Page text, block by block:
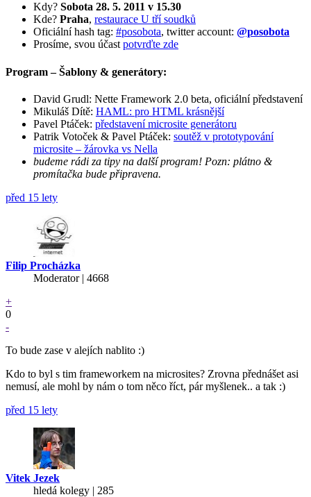
Kdy? Sobota 28. 5. 2011 v 15.30
Kde? Praha, restaurace U tří soudků
Oficiální hash tag: #posobota, twitter account: @posobota
Prosíme, svou účast potvrďte zde
Program – Šablony & generátory:
David Grudl: Nette Framework 2.0 beta, oficiální představení
Mikuláš Dítě: HAML: pro HTML krásnější
Pavel Ptáček: představení microsite generátoru
Patrik Votoček & Pavel Ptáček: soutěž v prototypování
microsite – žárovka vs Nella
budeme rádi za tipy na další program! Pozn: plátno &
promítačka bude připravena.
před 15 lety
Filip Procházka
Moderator | 4668
+
0
-
To bude zase v alejích nablito :)
Kdo to byl s tim frameworkem na microsites? Zrovna přednášet asi
nemusí, ale mohl by nám o tom něco říct, pár myšlenek.. a tak :)
před 15 lety
Vitek Jezek
hledá kolegy | 285